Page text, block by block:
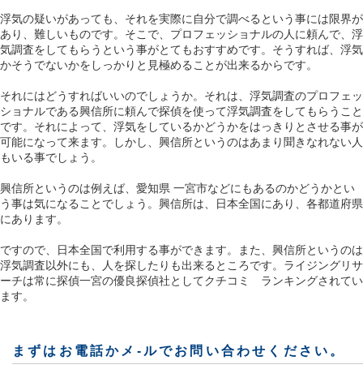
浮気の疑いがあっても、それを実際に自分で調べるという事には限界が
あり、難しいものです。そこで、プロフェッショナルの人に頼んで、浮
気調査をしてもらうという事がとてもおすすめです。そうすれば、浮気
かそうでないかをしっかりと見極めることが出来るからです。
それにはどうすればいいのでしょうか。それは、浮気調査のプロフェッ
ショナルである興信所に頼んで探偵を使って浮気調査をしてもらうこと
です。それによって、浮気をしているかどうかをはっきりとさせる事が
可能になって来ます。しかし、興信所というのはあまり聞きなれない人
もいる事でしょう。
興信所というのは例えば、愛知県 一宮市などにもあるのかどうかとい
う事は気になることでしょう。興信所は、日本全国にあり、各都道府県
にあります。
ですので、日本全国で利用する事ができます。また、興信所というのは
浮気調査以外にも、人を探したりも出来るところです。ライジングリサ
ーチは常に探偵一宮の優良探偵社としてクチコミ ランキングされてい
ます。
まずはお電話かメ-ルでお問い合わせください。